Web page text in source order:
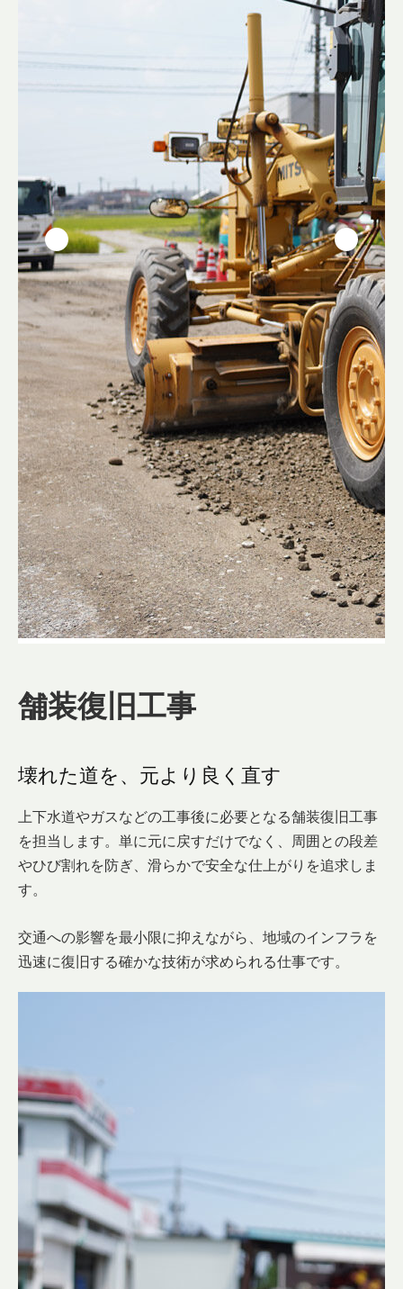
舗装復旧工事
壊れた道を、元より良く直す
上下水道やガスなどの工事後に必要となる舗装復旧工事
を担当します。単に元に戻すだけでなく、周囲との段差
やひび割れを防ぎ、滑らかで安全な仕上がりを追求しま
す。
交通への影響を最小限に抑えながら、地域のインフラを
迅速に復旧する確かな技術が求められる仕事です。